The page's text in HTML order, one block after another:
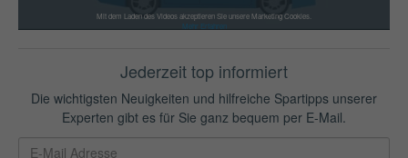
Mit dem Laden des Videos akzeptieren Sie unsere Marketing Cookies.
Mehr Erfahren
Jederzeit top informiert
Die wichtigsten Neuigkeiten und hilfreiche Spartipps unserer
Experten gibt es für Sie ganz bequem per E-Mail.